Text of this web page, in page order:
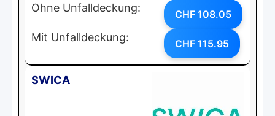
Ohne Unfalldeckung: CHF 108.05
Mit Unfalldeckung: CHF 115.95
SWICA